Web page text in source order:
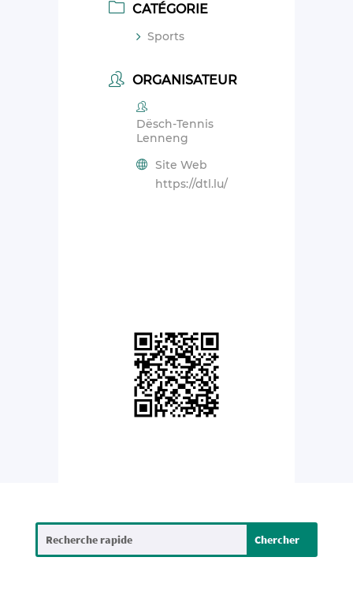
CATÉGORIE
Sports
ORGANISATEUR
Dësch-Tennis
Lenneng
Site Web
https://dtl.lu/